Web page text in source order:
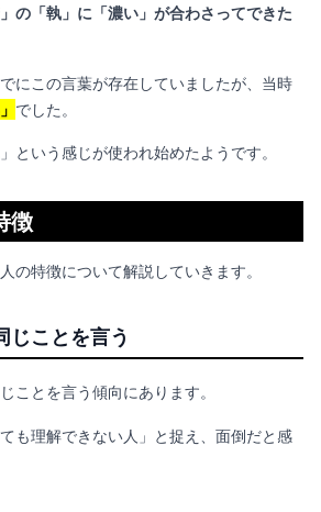
」の「執」に「濃い」が合わさってできた
にこの言葉が存在していましたが、当時
でした。
という感じが使われ始めたようです。
徴
の特徴について解説していきます。
じことを言う
ことを言う傾向にあります。
も理解できない人」と捉え、面倒だと感